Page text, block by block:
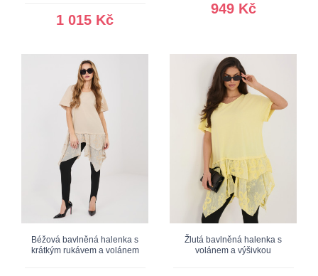
1 015 Kč
949 Kč
Béžová bavlněná halenka s
krátkým rukávem a volánem
Žlutá bavlněná halenka s
volánem a výšivkou